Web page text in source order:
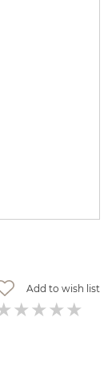
Add to wish list